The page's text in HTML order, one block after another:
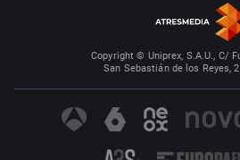
Copyright © Uniprex, S.A.U., C/
San Sebastián de los Reyes,